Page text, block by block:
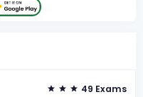
49 Exams